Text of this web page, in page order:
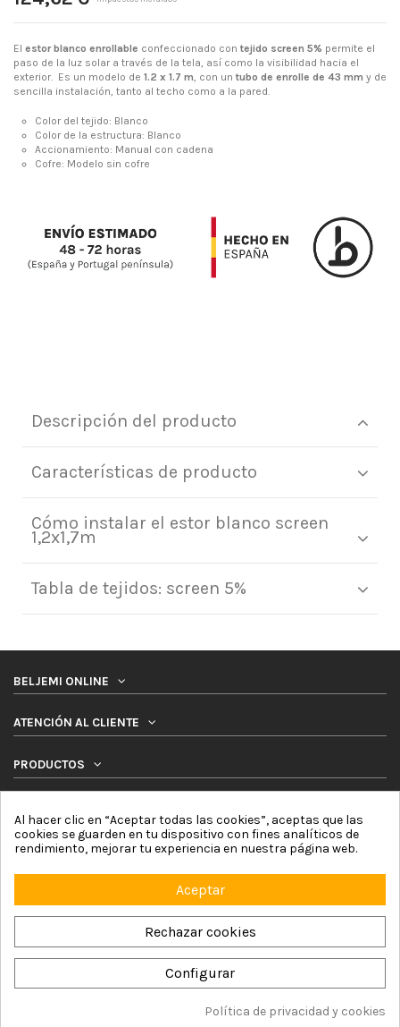
El estor blanco enrollable confeccionado con tejido screen 5% permite el
paso de la luz solar a través de la tela, así como la visibilidad hacia el
exterior. Es un modelo de 1.2 x 1.7 m, con un tubo de enrolle de 43 mm y de
sencilla instalación, tanto al techo como a la pared.
Color del tejido: Blanco
Color de la estructura: Blanco
Accionamiento: Manual con cadena
Cofre: Modelo sin cofre
Añadir a la cesta
Descripción del producto
Características de producto
Cómo instalar el estor blanco screen
1,2x1,7m
Tabla de tejidos: screen 5%
BELJEMI ONLINE
ATENCIÓN AL CLIENTE
PRODUCTOS
NEWSLETTER
Beljemi Online © 2026 by Online Network For4 Commerce, S.L. |
|Política de Cookies|Política de Privacidad|Términos y Condiciones
Al hacer clic en “Aceptar todas las cookies”, aceptas que las
cookies se guarden en tu dispositivo con fines analíticos de
rendimiento, mejorar tu experiencia en nuestra página web.
Aceptar
Rechazar cookies
Configurar
Política de privacidad y cookies